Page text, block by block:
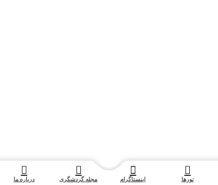
برج مروارید شرقی (Oriental Pearl Tower):
برج اورینتال
تورها اینستاگرام مجله گردشگری درباره ما